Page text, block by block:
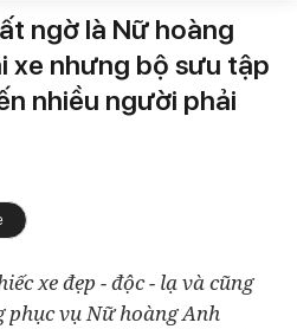
ngờ là Nữ hoàng
xe nhưng bộ sưu tập
nhiều người phải
xe đẹp - độc - lạ và cũng
phục vụ Nữ hoàng Anh